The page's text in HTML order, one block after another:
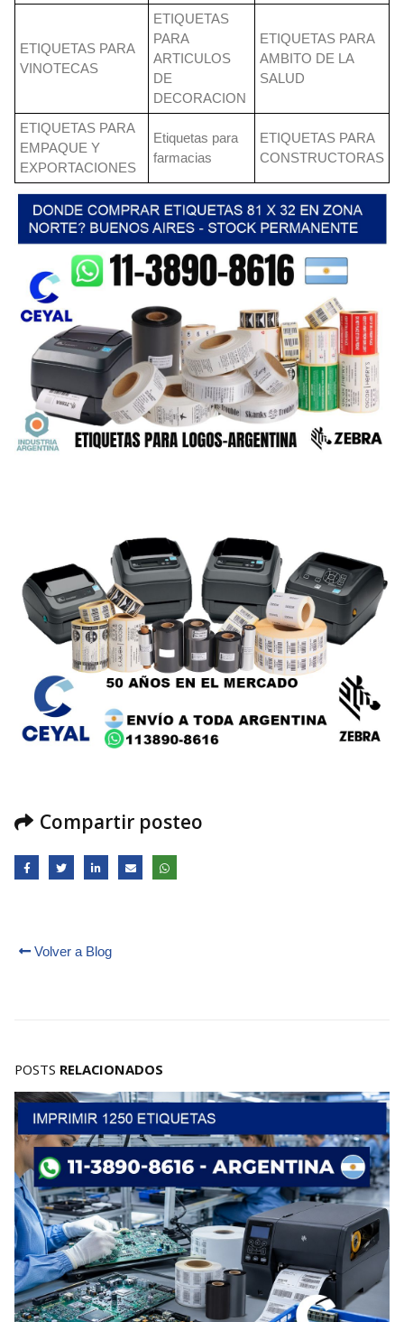
ETIQUETAS PARA
VINOTECAS
ETIQUETAS
PARA
ARTICULOS
DE
DECORACION
ETIQUETAS PARA
AMBITO DE LA
SALUD
ETIQUETAS PARA
EMPAQUE Y
EXPORTACIONES
Etiquetas para
farmacias
ETIQUETAS PARA
CONSTRUCTORAS
Compartir posteo
Volver a Blog
POSTS RELACIONADOS